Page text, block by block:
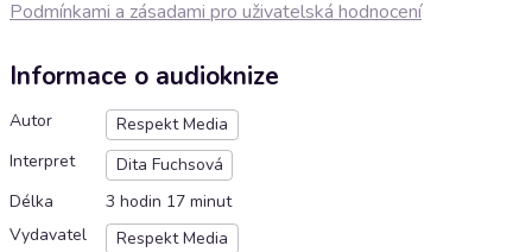
Podmínkami a zásadami pro uživatelská hodnocení
Informace o audioknize
Autor
Respekt Media
Interpret
Dita Fuchsová
Délka
3 hodin 17 minut
Vydavatel
Respekt Media